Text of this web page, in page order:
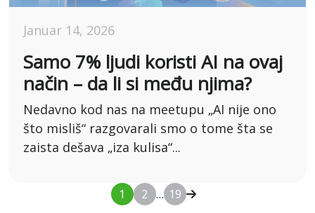
Januar 14, 2026
Samo 7% ljudi koristi AI na ovaj
način – da li si među njima?
Nedavno kod nas na meetupu „AI nije ono
što misliš“ razgovarali smo o tome šta se
zaista dešava „iza kulisa“...
1 2 … 19